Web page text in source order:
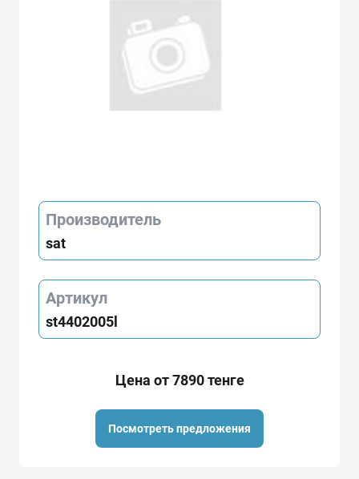
Производитель
sat
Артикул
st4402005l
Цена от 7890 тенге
Посмотреть предложения